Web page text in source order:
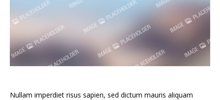
Nullam imperdiet risus sapien, sed dictum mauris aliquam